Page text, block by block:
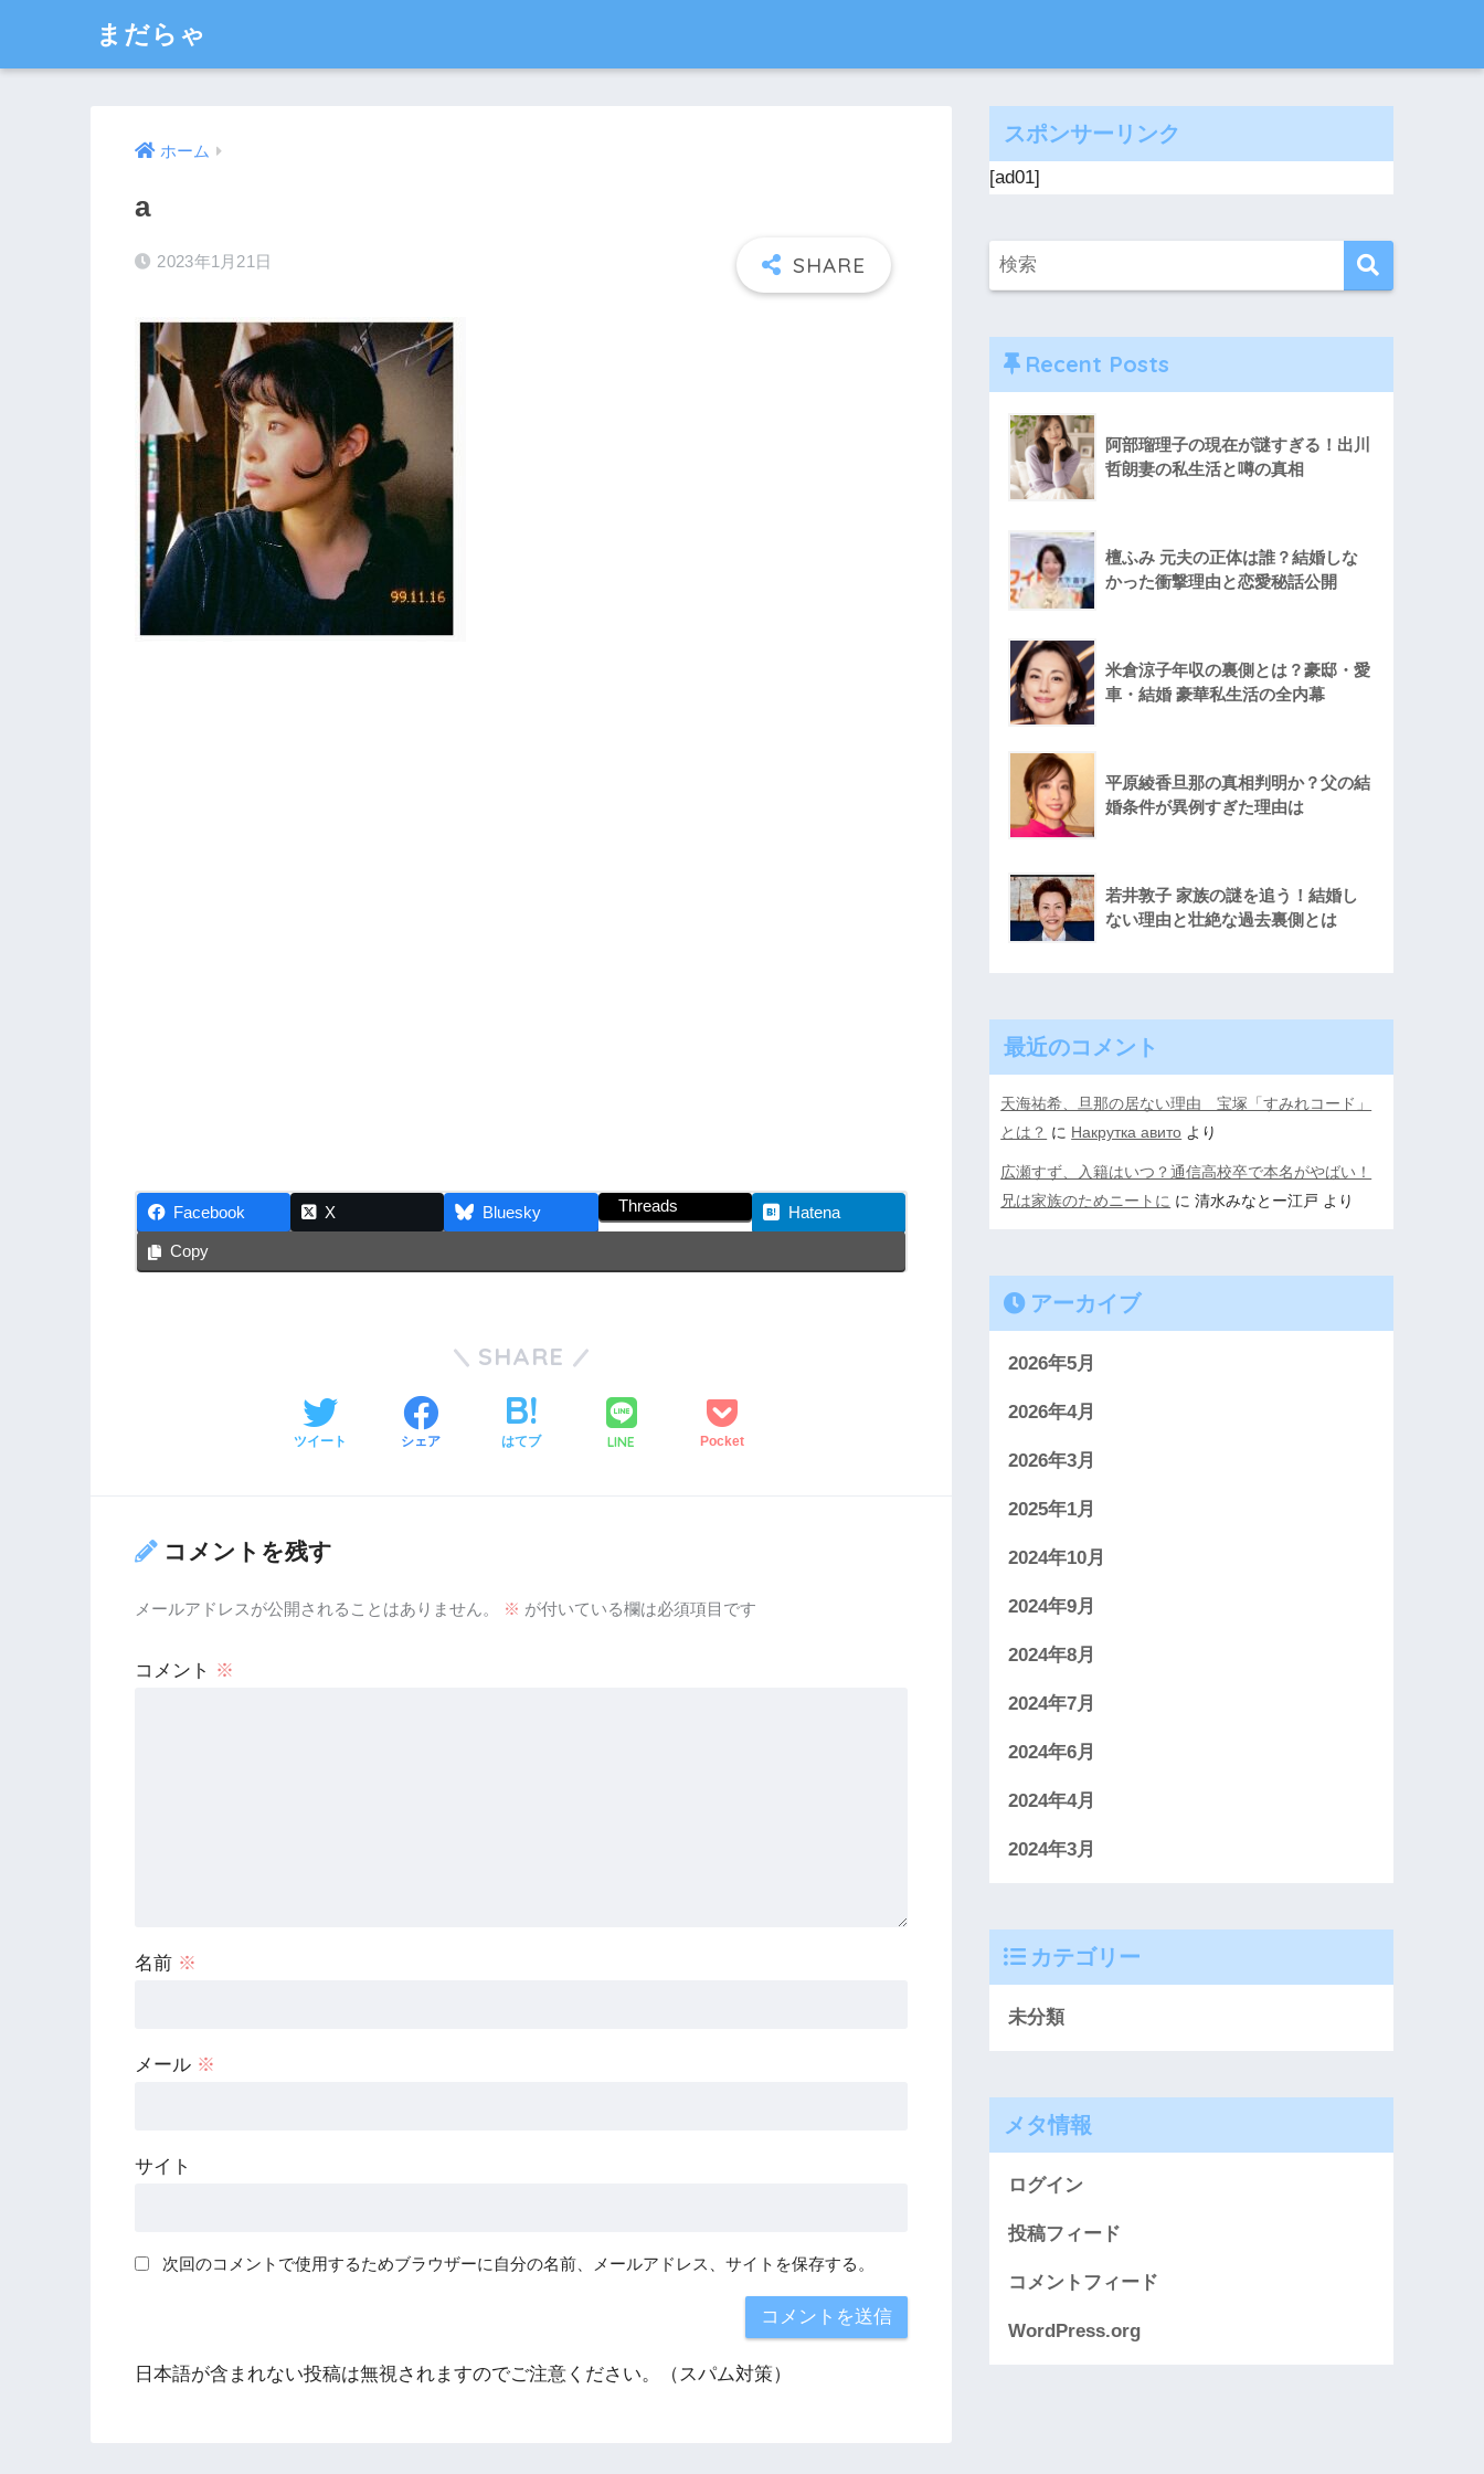
まだらゃ
ホーム
a
2023年1月21日
Facebook X Bluesky Threads Hatena
Copy
SHARE
ツイート シェア はてブ LINE Pocket
コメントを残す
メールアドレスが公開されることはありません。 ※ が付いている欄は必須項目です
コメント ※
名前 ※
メール ※
サイト
次回のコメントで使用するためブラウザーに自分の名前、メールアドレス、サイトを保存する。
日本語が含まれない投稿は無視されますのでご注意ください。（スパム対策）
スポンサーリンク
[ad01]
Recent Posts
阿部瑠理子の現在が謎すぎる！出川
哲朗妻の私生活と噂の真相
檀ふみ 元夫の正体は誰？結婚しな
かった衝撃理由と恋愛秘話公開
米倉涼子年収の裏側とは？豪邸・愛
車・結婚 豪華私生活の全内幕
平原綾香旦那の真相判明か？父の結
婚条件が異例すぎた理由は
若井敦子 家族の謎を追う！結婚し
ない理由と壮絶な過去裏側とは
最近のコメント
天海祐希、旦那の居ない理由 宝塚「すみれコード」
とは？ に Накрутка авито より
広瀬すず、入籍はいつ？通信高校卒で本名がやばい！
兄は家族のためニートに に清水みなとー江戸 より
アーカイブ
2026年5月
2026年4月
2026年3月
2025年1月
2024年10月
2024年9月
2024年8月
2024年7月
2024年6月
2024年4月
2024年3月
カテゴリー
未分類
メタ情報
ログイン
投稿フィード
コメントフィード
WordPress.org